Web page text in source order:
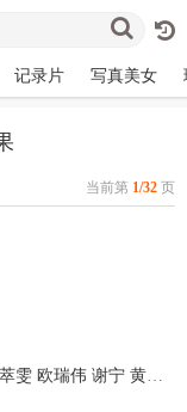
记录片 写真美女
当前第 1/32 页
雯 欧瑞伟 谢宁 黄秋生